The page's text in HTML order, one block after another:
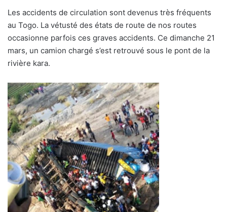
Les accidents de circulation sont devenus très fréquents
au Togo. La vétusté des états de route de nos routes
occasionne parfois ces graves accidents. Ce dimanche 21
mars, un camion chargé s’est retrouvé sous le pont de la
rivière kara.